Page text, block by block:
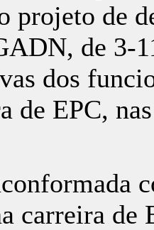
projeto de
de 3-
dos
de EPC,
com
carreira de